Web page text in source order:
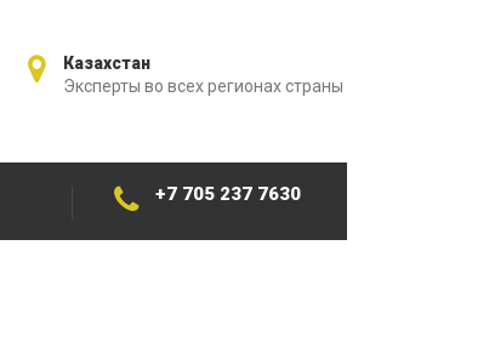
Казахстан
Эксперты во всех регионах страны
+7 705 237 7630